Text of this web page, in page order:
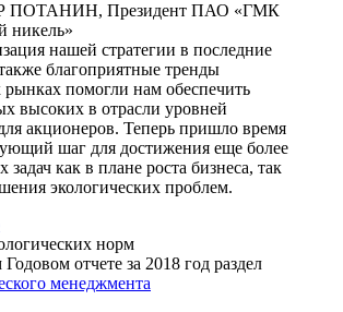
ПОТАНИН, Президент ПАО «ГМК
никель»
нашей стратегии в последние
благоприятные тренды
помогли нам обеспечить
высоких в отрасли уровней
акционеров. Теперь пришло время
шаг для достижения еще более
как в плане роста бизнеса, так
экологических проблем.
норм
отчете за 2018 год раздел
менеджмента